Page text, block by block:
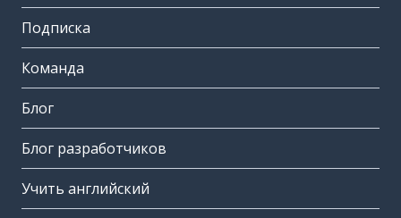
Подписка
Команда
Блог
Блог разработчиков
Учить английский